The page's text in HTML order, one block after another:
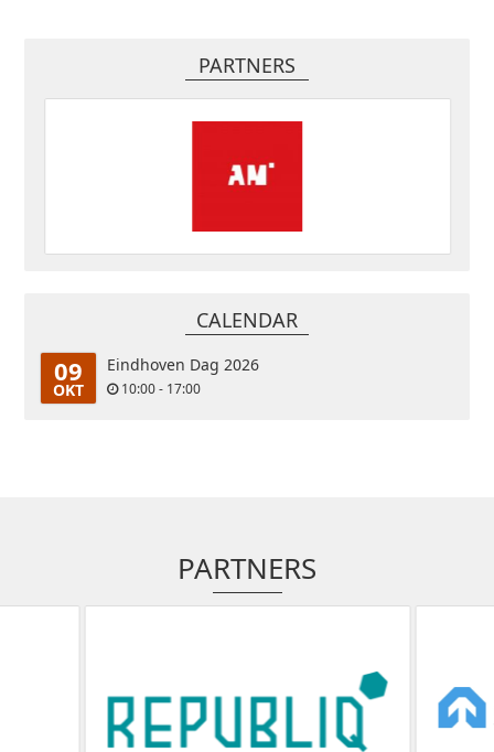
PARTNERS
CALENDAR
09
OKT
Eindhoven Dag 2026
10:00 - 17:00
PARTNERS